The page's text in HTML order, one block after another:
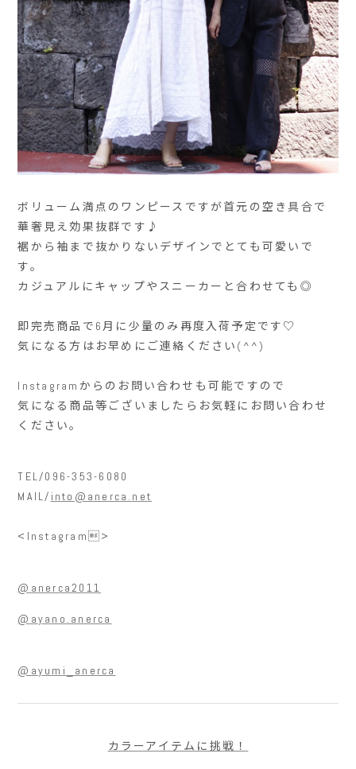
ボリューム満点のワンピースですが首元の空き具合で
華奢見え効果抜群です♪
裾から袖まで抜かりないデザインでとても可愛いで
す。
カジュアルにキャップやスニーカーと合わせても◎
即完売商品で6月に少量のみ再度入荷予定です♡
気になる方はお早めにご連絡ください(^^)
Instagramからのお問い合わせも可能ですので
気になる商品等ございましたらお気軽にお問い合わせ
ください。
TEL/096-353-6080
MAIL/ into@anerca.net
<Instagram>
@anerca2011
@ayano.anerca
@ayumi_anerca
カラーアイテムに挑戦！